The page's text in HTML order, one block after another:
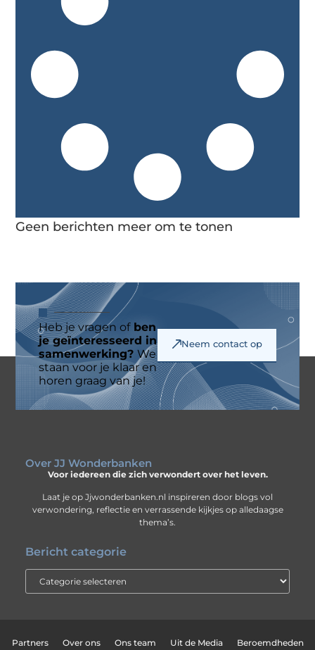
Geen berichten meer om te tonen
Heb je vragen ofben
je geïnteresseerd in
samenwerking? We
staan voor je klaar en
horen graag van je!
Neem contact op
Over JJ Wonderbanken
Voor iedereen die zich verwondert over het leven.
Laat je op Jjwonderbanken.nl inspireren door blogs vol
verwondering, reflectie en verrassende kijkjes op alledaagse
thema’s.
Bericht categorie
Partners Over ons Ons team Uit de Media Beroemdheden